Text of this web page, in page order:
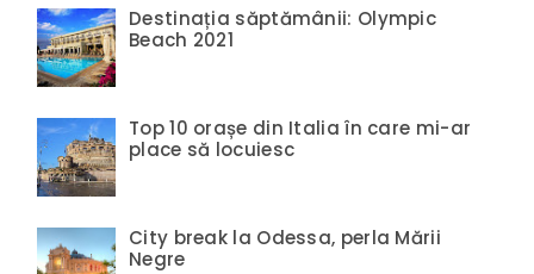
Destinația săptămânii: Olympic
Beach 2021
Top 10 orașe din Italia în care mi-ar
place să locuiesc
City break la Odessa, perla Mării
Negre